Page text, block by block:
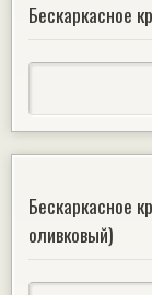
Бескаркасное
Бескаркасное
oливковый)